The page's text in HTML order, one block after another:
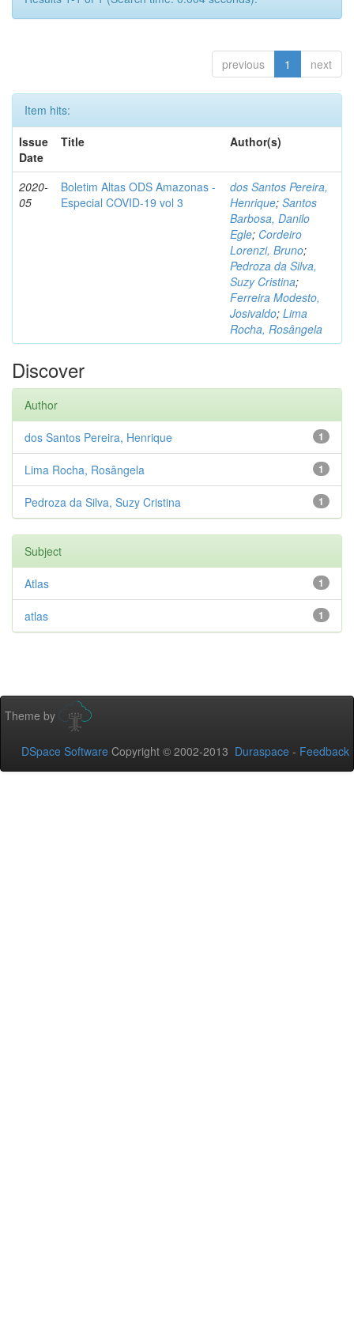
previous 1 next
Item hits:
Issue
Date
Title Author(s)
2020-
05
Boletim Altas ODS Amazonas -
Especial COVID-19 vol 3
dos Santos Pereira,
Henrique; Santos
Barbosa, Danilo
Egle; Cordeiro
Lorenzi, Bruno;
Pedroza da Silva,
Suzy Cristina;
Ferreira Modesto,
Josivaldo; Lima
Rocha, Rosângela
Discover
Author
1
dos Santos Pereira, Henrique
1
Lima Rocha, Rosângela
1
Pedroza da Silva, Suzy Cristina
Subject
1
Atlas
1
atlas
Theme by
DSpace Software Copyright © 2002-2013 Duraspace - Feedback